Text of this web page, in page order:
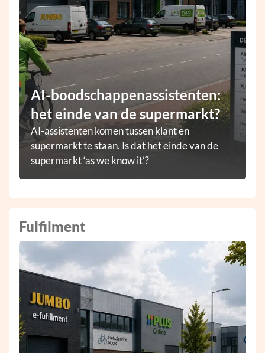
AI-boodschappenassistenten:
het einde van de supermarkt?
AI-assistenten komen tussen klant en
supermarkt te staan. Is dat het einde van de
supermarkt ‘as we know it’?
Fulfilment